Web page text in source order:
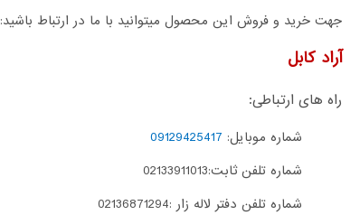
جهت خرید و فروش این محصول میتوانید با ما در ارتباط باشید:
آراد کابل
راه های ارتباطی:
شماره موبایل: 09129425417
شماره تلفن ثابت:02133911013
شماره تلفن دفتر لاله زار :02136871294